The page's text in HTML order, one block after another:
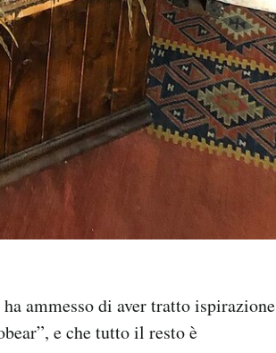
ammesso di aver tratto ispirazione
e che tutto il resto è